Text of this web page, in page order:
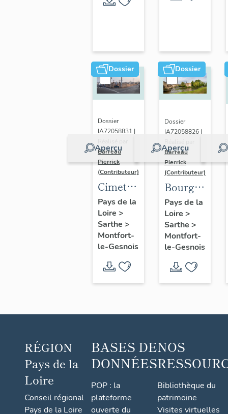
bourg
le-
Rotrou
Dossier
Aperçu
Dossier
IA72058831 |
Barreau
Pierrick
(Contributeur)
Cimetière
Saint-
André,
route de
Connerré
Pays de la
Loire >
Sarthe >
Montfort-
le-Gesnois
Dossier
Aperçu
Dossier
IA72058826 |
Barreau
Pierrick
(Contributeur)
Bourg
de
Montfort-
le-
Gesnois
: ancien
bourg
de Pont-
Gennes
Pays de la
Loire >
Sarthe >
Montfort-
le-Gesnois
RÉGION
Pays de la
Loire
Conseil régional
Pays de la Loire
BASES DE
DONNÉES
POP : la
plateforme
ouverte du
NOS
Bibliothèque du
patrimoine
Visites virtuelles